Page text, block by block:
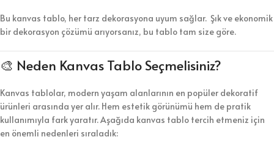
Bu kanvas tablo, her tarz dekorasyona uyum sağlar. Şık ve ekonomik
bir dekorasyon çözümü arıyorsanız, bu tablo tam size göre.
🎨 Neden Kanvas Tablo Seçmelisiniz?
Kanvas tablolar, modern yaşam alanlarının en popüler dekoratif
ürünleri arasında yer alır. Hem estetik görünümü hem de pratik
kullanımıyla fark yaratır. Aşağıda kanvas tablo tercih etmeniz için
en önemli nedenleri sıraladık: